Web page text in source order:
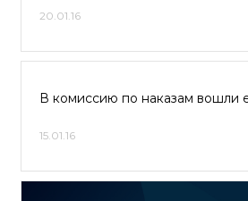
20.01.16
В комиссию по наказам вошли
15.01.16